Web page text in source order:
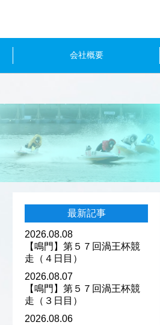
会社概要
最新記事
2026.08.08
【鳴門】第５７回渦王杯競
走（４日目）
2026.08.07
【鳴門】第５７回渦王杯競
走（３日目）
2026.08.06